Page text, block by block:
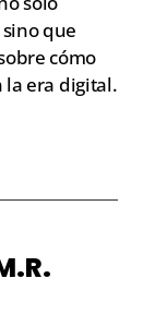
que
cómo
la era digital.